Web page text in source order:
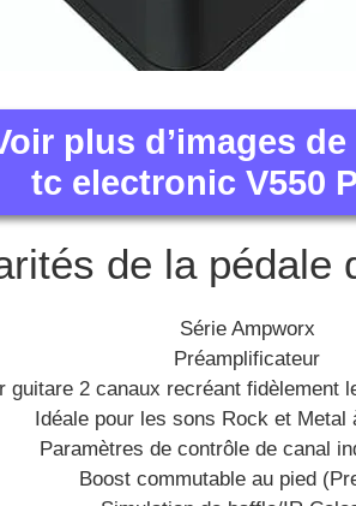
plus d’images
tc electronic V550
de la pédale
Série Ampworx
Préamplificateur
guitare 2 canaux recréant fidèlement
Idéale pour les sons Rock et Metal
Paramètres de contrôle de canal
Boost commutable au pied